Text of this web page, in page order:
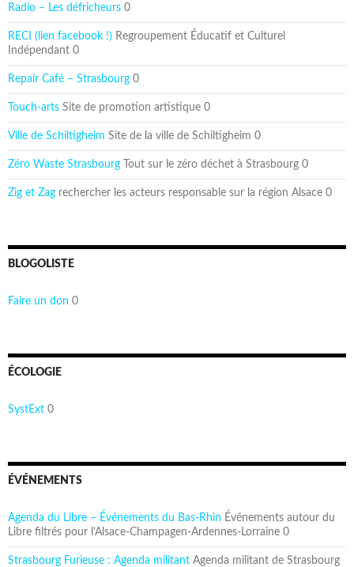
Radio – Les défricheurs 0
RECI (lien facebook !) Regroupement Éducatif et Culturel
Indépendant 0
Repair Café – Strasbourg 0
Touch-arts Site de promotion artistique 0
Ville de Schiltigheim Site de la ville de Schiltigheim 0
Zéro Waste Strasbourg Tout sur le zéro déchet à Strasbourg 0
Zig et Zag rechercher les acteurs responsable sur la région Alsace 0
BLOGOLISTE
Faire un don 0
ÉCOLOGIE
SystExt 0
ÉVÉNEMENTS
Agenda du Libre – Événements du Bas-Rhin Événements autour du
Libre filtrés pour l’Alsace-Champagen-Ardennes-Lorraine 0
Strasbourg Furieuse : Agenda militant Agenda militant de Strasbourg